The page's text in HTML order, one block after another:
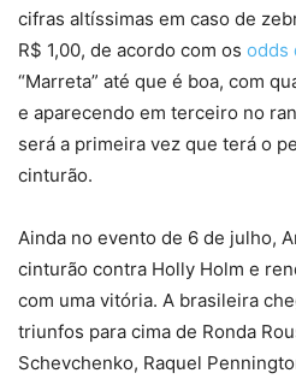
cifras altíssimas em caso de
R$ 1,00, de acordo com os odds
“Marreta” até que é boa, com
e aparecendo em terceiro no
será a primeira vez que terá o
cinturão.
Ainda no evento de 6 de julho,
cinturão contra Holly Holm e
com uma vitória. A brasileira
triunfos para cima de Ronda
Schevchenko, Raquel